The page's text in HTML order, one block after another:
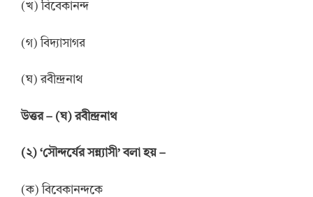
(খ) বিবেকানন্দ
(গ) বিদ্যাসাগর
(ঘ) রবীন্দ্রনাথ
উত্তর– (ঘ) রবীন্দ্রনাথ
(২) ‘সৌন্দর্যের সন্ন্যাসী’ বলা হয়–
(ক) বিবেকানন্দকে